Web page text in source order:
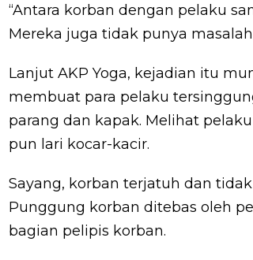
“Antara korban dengan pelaku
Mereka juga tidak punya
Lanjut AKP Yoga, kejadian itu
membuat para pelaku
parang dan kapak. Melihat
pun lari kocar-kacir.
Sayang, korban terjatuh dan
Punggung korban ditebas oleh
bagian pelipis korban.